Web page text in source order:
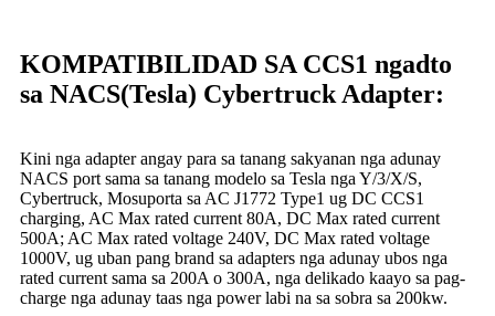
KOMPATIBILIDAD SA CCS1 ngadto
sa NACS(Tesla) Cybertruck Adapter:
Kini nga adapter angay para sa tanang sakyanan nga adunay
NACS port sama sa tanang modelo sa Tesla nga Y/3/X/S,
Cybertruck, Mosuporta sa AC J1772 Type1 ug DC CCS1
charging, AC Max rated current 80A, DC Max rated current
500A; AC Max rated voltage 240V, DC Max rated voltage
1000V, ug uban pang brand sa adapters nga adunay ubos nga
rated current sama sa 200A o 300A, nga delikado kaayo sa pag-
charge nga adunay taas nga power labi na sa sobra sa 200kw.